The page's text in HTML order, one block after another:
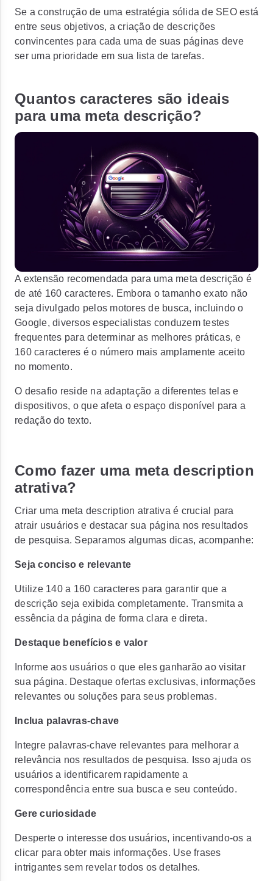
Se a construção de uma estratégia sólida de SEO está
entre seus objetivos, a criação de descrições
convincentes para cada uma de suas páginas deve
ser uma prioridade em sua lista de tarefas.
Quantos caracteres são ideais
para uma meta descrição?
A extensão recomendada para uma meta descrição é
de até 160 caracteres. Embora o tamanho exato não
seja divulgado pelos motores de busca, incluindo o
Google, diversos especialistas conduzem testes
frequentes para determinar as melhores práticas, e
160 caracteres é o número mais amplamente aceito
no momento.
O desafio reside na adaptação a diferentes telas e
dispositivos, o que afeta o espaço disponível para a
redação do texto.
Como fazer uma meta description
atrativa?
Criar uma meta description atrativa é crucial para
atrair usuários e destacar sua página nos resultados
de pesquisa. Separamos algumas dicas, acompanhe:
Seja conciso e relevante
Utilize 140 a 160 caracteres para garantir que a
descrição seja exibida completamente. Transmita a
essência da página de forma clara e direta.
Destaque benefícios e valor
Informe aos usuários o que eles ganharão ao visitar
sua página. Destaque ofertas exclusivas, informações
relevantes ou soluções para seus problemas.
Inclua palavras-chave
Integre palavras-chave relevantes para melhorar a
relevância nos resultados de pesquisa. Isso ajuda os
usuários a identificarem rapidamente a
correspondência entre sua busca e seu conteúdo.
Gere curiosidade
Desperte o interesse dos usuários, incentivando-os a
clicar para obter mais informações. Use frases
intrigantes sem revelar todos os detalhes.